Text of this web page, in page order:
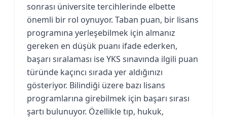
sonrası üniversite tercihlerinde elbette
önemli bir rol oynuyor. Taban puan, bir lisans
programına yerleşebilmek için almanız
gereken en düşük puanı ifade ederken,
başarı sıralaması ise YKS sınavında ilgili puan
türünde kaçıncı sırada yer aldığınızı
gösteriyor. Bilindiği üzere bazı lisans
programlarına girebilmek için başarı sırası
şartı bulunuyor. Özellikle tıp, hukuk,